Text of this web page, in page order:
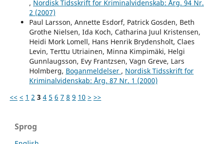
, Nordisk Tidsskrift for Kriminalvidenskab: Årg. 94 Nr.
2 (2007)
Paul Larsson, Annette Esdorf, Patrick Gosden, Beth
Grothe Nielsen, Ida Koch, Catharina Juul Kristensen,
Heidi Mork Lomell, Hans Henrik Brydensholt, Claes
Levin, Terttu Utriainen, Minna Kimpimäki, Helgi
Gunnlaugsson, Evy Frantzsen, Vagn Greve, Lars
Holmberg, Boganmeldelser , Nordisk Tidsskrift for
Kriminalvidenskab: Årg. 87 Nr. 1 (2000)
<< < 1 2 3 4 5 6 7 8 9 10 > >>
Sprog